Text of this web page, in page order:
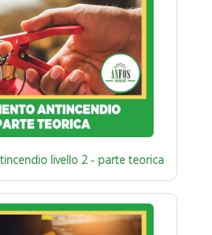
livello 2 - parte teorica